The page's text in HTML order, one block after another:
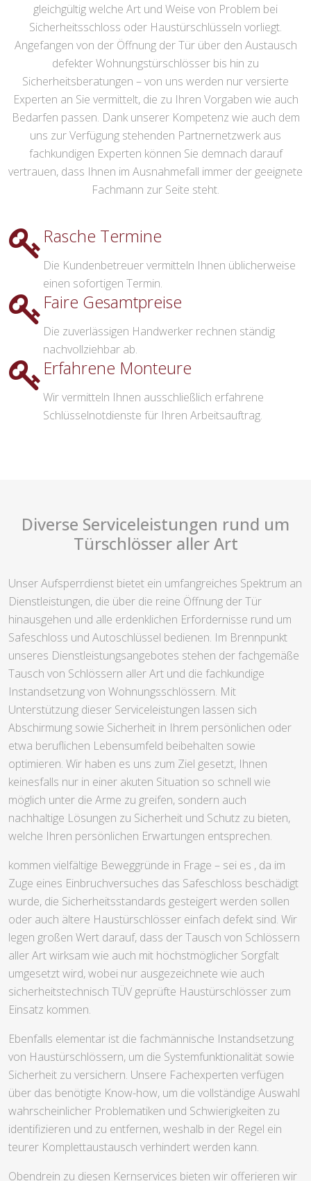
gleichgültig welche Art und Weise von Problem bei
Sicherheitsschloss oder Haustürschlüsseln vorliegt.
Angefangen von der Öffnung der Tür über den Austausch
defekter Wohnungstürschlösser bis hin zu
Sicherheitsberatungen – von uns werden nur versierte
Experten an Sie vermittelt, die zu Ihren Vorgaben wie auch
Bedarfen passen. Dank unserer Kompetenz wie auch dem
uns zur Verfügung stehenden Partnernetzwerk aus
fachkundigen Experten können Sie demnach darauf
vertrauen, dass Ihnen im Ausnahmefall immer der geeignete
Fachmann zur Seite steht.
Rasche Termine
Die Kundenbetreuer vermitteln Ihnen üblicherweise
einen sofortigen Termin.
Faire Gesamtpreise
Die zuverlässigen Handwerker rechnen ständig
nachvollziehbar ab.
Erfahrene Monteure
Wir vermitteln Ihnen ausschließlich erfahrene
Schlüsselnotdienste für Ihren Arbeitsauftrag.
Diverse Serviceleistungen rund um
Türschlösser aller Art
Unser Aufsperrdienst bietet ein umfangreiches Spektrum an
Dienstleistungen, die über die reine Öffnung der Tür
hinausgehen und alle erdenklichen Erfordernisse rund um
Safeschloss und Autoschlüssel bedienen. Im Brennpunkt
unseres Dienstleistungsangebotes stehen der fachgemäße
Tausch von Schlössern aller Art und die fachkundige
Instandsetzung von Wohnungsschlössern. Mit
Unterstützung dieser Serviceleistungen lassen sich
Abschirmung sowie Sicherheit in Ihrem persönlichen oder
etwa beruflichen Lebensumfeld beibehalten sowie
optimieren. Wir haben es uns zum Ziel gesetzt, Ihnen
keinesfalls nur in einer akuten Situation so schnell wie
möglich unter die Arme zu greifen, sondern auch
nachhaltige Lösungen zu Sicherheit und Schutz zu bieten,
welche Ihren persönlichen Erwartungen entsprechen.
kommen vielfältige Beweggründe in Frage – sei es , da im
Zuge eines Einbruchversuches das Safeschloss beschädigt
wurde, die Sicherheitsstandards gesteigert werden sollen
oder auch ältere Haustürschlösser einfach defekt sind. Wir
legen großen Wert darauf, dass der Tausch von Schlössern
aller Art wirksam wie auch mit höchstmöglicher Sorgfalt
umgesetzt wird, wobei nur ausgezeichnete wie auch
sicherheitstechnisch TÜV geprüfte Haustürschlösser zum
Einsatz kommen.
Ebenfalls elementar ist die fachmännische Instandsetzung
von Haustürschlössern, um die Systemfunktionalität sowie
Sicherheit zu versichern. Unsere Fachexperten verfügen
über das benötigte Know-how, um die vollständige Auswahl
wahrscheinlicher Problematiken und Schwierigkeiten zu
identifizieren und zu entfernen, weshalb in der Regel ein
teurer Komplettaustausch verhindert werden kann.
Obendrein zu diesen Kernservices bieten wir offerieren wir